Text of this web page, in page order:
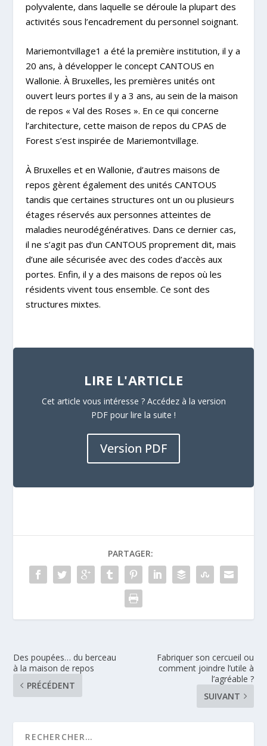
polyvalente, dans laquelle se déroule la plupart des
activités sous l’encadrement du personnel soignant.
Mariemontvillage1 a été la première institution, il y a
20 ans, à développer le concept CANTOUS en
Wallonie. À Bruxelles, les premières unités ont
ouvert leurs portes il y a 3 ans, au sein de la maison
de repos « Val des Roses ». En ce qui concerne
l’architecture, cette maison de repos du CPAS de
Forest s’est inspirée de Mariemontvillage.
À Bruxelles et en Wallonie, d’autres maisons de
repos gèrent également des unités CANTOUS
tandis que certaines structures ont un ou plusieurs
étages réservés aux personnes atteintes de
maladies neurodégénératives. Dans ce dernier cas,
il ne s’agit pas d’un CANTOUS proprement dit, mais
d’une aile sécurisée avec des codes d’accès aux
portes. Enfin, il y a des maisons de repos où les
résidents vivent tous ensemble. Ce sont des
structures mixtes.
LIRE L'ARTICLE
Cet article vous intéresse ? Accédez à la version
PDF pour lire la suite !
Version PDF
PARTAGER:
Des poupées… du berceau
à la maison de repos
PRÉCÉDENT
Fabriquer son cercueil ou
comment joindre l’utile à
l’agréable ?
SUIVANT